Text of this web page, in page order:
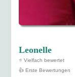
Leonelle
⭐ Vielfach bewertet
👍 Erste Bewertungen